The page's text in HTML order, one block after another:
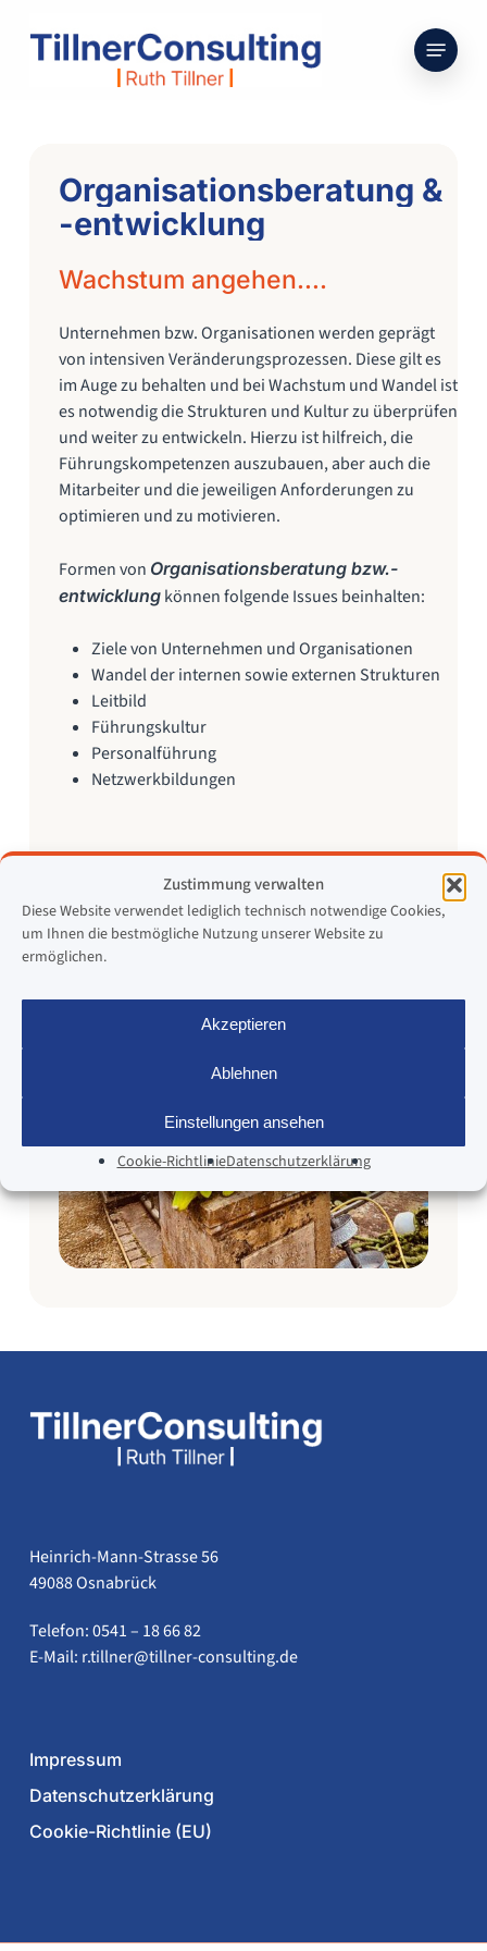
Zustimmung verwalten
Diese Website verwendet lediglich technisch notwendige Cookies,
um Ihnen die bestmögliche Nutzung unserer Website zu
ermöglichen.
Akzeptieren
Ablehnen
Einstellungen ansehen
Cookie-RichtlinieDatenschutzerklärung
Menu
Organisationsberatung &
-entwicklung
Wachstum angehen….
Unternehmen bzw. Organisationen werden geprägt
von intensiven Veränderungsprozessen. Diese gilt es
im Auge zu behalten und bei Wachstum und Wandel ist
es notwendig die Strukturen und Kultur zu überprüfen
und weiter zu entwickeln. Hierzu ist hilfreich, die
Führungskompetenzen auszubauen, aber auch die
Mitarbeiter und die jeweiligen Anforderungen zu
optimieren und zu motivieren.
Formen von Organisationsberatung bzw.-
entwicklungkönnen folgende Issues beinhalten:
Ziele von Unternehmen und Organisationen
Wandel der internen sowie externen Strukturen
Leitbild
Führungskultur
Personalführung
Netzwerkbildungen
Heinrich-Mann-Strasse 56
49088 Osnabrück
Telefon: 0541 – 18 66 82
E-Mail: ed.gnitlusnoc-renllit@renllit.r
Impressum
Datenschutzerklärung
Cookie-Richtlinie (EU)